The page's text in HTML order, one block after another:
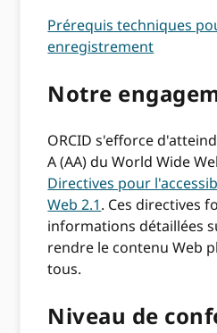
Prérequis techniques
enregistrement
Notre
ORCID s'efforce
A (AA) du World Wide
Directives pour
Web 2.1. Ces directives
informations détaillées
rendre le contenu Web
tous.
Niveau de